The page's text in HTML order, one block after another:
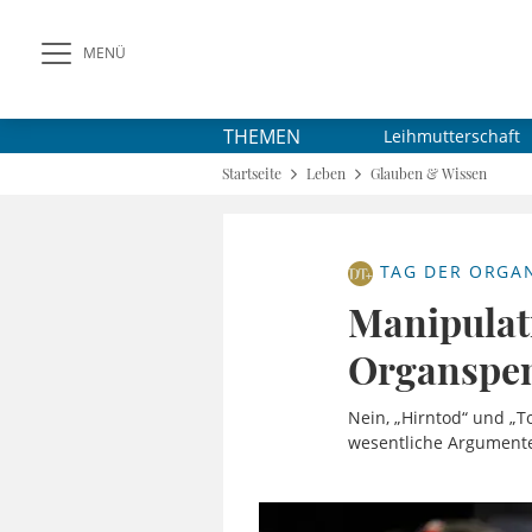
MENÜ
THEMEN Leihmutterschaft
Startseite Leben Glauben & Wissen
TAG DER
Nein, „Hirntod“ und
wesentliche